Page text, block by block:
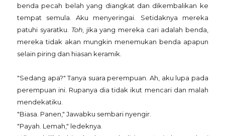
benda pecah belah yang diangkat dan dikembalikan ke
tempat semula. Aku menyeringai. Setidaknya mereka
patuhi syaratku.
Toh , jika yang mereka cari adalah benda,
mereka tidak akan mungkin menemukan benda apapun
selain piring dan hiasan keramik.
"Sedang apa?" Tanya suara perempuan. Ah, aku lupa pada
perempuan ini. Rupanya dia tidak ikut mencari dan malah
mendekatiku.
"Biasa. Panen," Jawabku sembari nyengir.
"Payah. Lemah," ledeknya.